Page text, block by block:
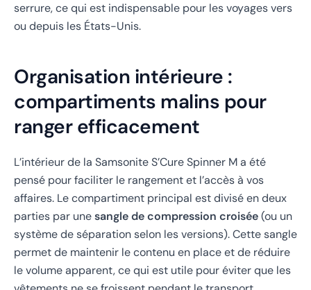
serrure, ce qui est indispensable pour les voyages vers
ou depuis les États-Unis.
Organisation intérieure :
compartiments malins pour
ranger efficacement
L’intérieur de la Samsonite S’Cure Spinner M a été
pensé pour faciliter le rangement et l’accès à vos
affaires. Le compartiment principal est divisé en deux
parties par unesangle de compression croisée(ou un
système de séparation selon les versions). Cette sangle
permet de maintenir le contenu en place et de réduire
le volume apparent, ce qui est utile pour éviter que les